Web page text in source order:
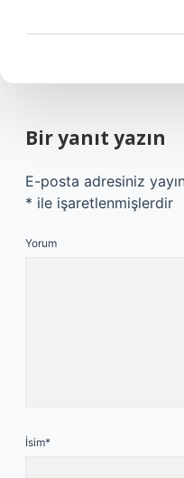
Bir yanıt yazın
E-posta adresiniz
* ile işaretlenmişlerdir
Yorum
İsim*